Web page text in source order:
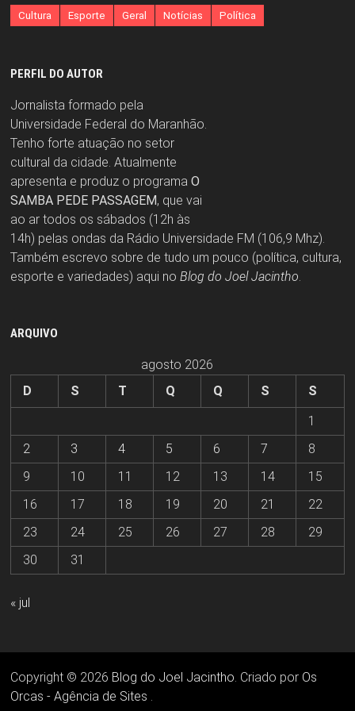
Cultura Esporte Geral Notícias Política
PERFIL DO AUTOR
Jornalista formado pela
Universidade Federal do Maranhão.
Tenho forte atuação no setor
cultural da cidade. Atualmente
apresenta e produz o programa O
SAMBA PEDE PASSAGEM, que vai
ao ar todos os sábados (12h às
14h) pelas ondas da Rádio Universidade FM (106,9 Mhz).
Também escrevo sobre de tudo um pouco (política, cultura,
esporte e variedades) aqui no Blog do Joel Jacintho.
ARQUIVO
agosto 2026
D
S T Q Q S
S
1
2
3 4 5 6 7
8
9
10 11 12 13 14
15
16
17 18 19 20 21
22
23
24 25 26 27 28
29
30
31
« jul
Copyright © 2026 Blog do Joel Jacintho. Criado por Os
Orcas - Agência de Sites .